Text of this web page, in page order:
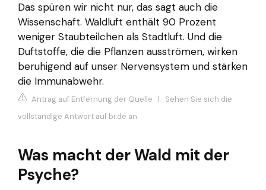
Das spüren wir nicht nur, das sagt auch die
Wissenschaft. Waldluft enthält 90 Prozent
weniger Staubteilchen als Stadtluft. Und die
Duftstoffe, die die Pflanzen ausströmen, wirken
beruhigend auf unser Nervensystem und stärken
die Immunabwehr.
Antrag auf Entfernung der Quelle | Sehen Sie sich die
vollständige Antwort auf br.de an
Was macht der Wald mit der
Psyche?